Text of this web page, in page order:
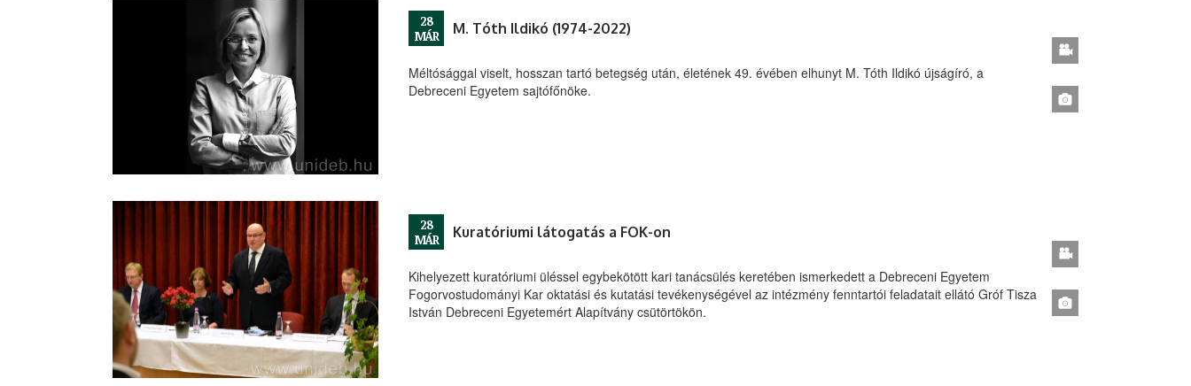
28
MÁR
M. Tóth Ildikó (1974-2022)
Méltósággal viselt, hosszan tartó betegség után, életének 49. évében elhunyt M. Tóth Ildikó újságíró, a
Debreceni Egyetem sajtófőnöke.
28
MÁR
Kuratóriumi látogatás a FOK-on
Kihelyezett kuratóriumi üléssel egybekötött kari tanácsülés keretében ismerkedett a Debreceni Egyetem
Fogorvostudományi Kar oktatási és kutatási tevékenységével az intézmény fenntartói feladatait ellátó Gróf Tisza
István Debreceni Egyetemért Alapítvány csütörtökön.